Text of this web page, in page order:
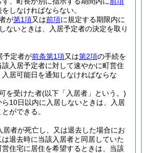
しなければならない。
が第1項又は前項に規定する期限内に
ないときは、入居予定者の決定を取り
予定者が前条第1項又は第2項の手続を
入居予定者に対して速やかに町営住
居可能日を通知しなければならな
を受けた者(以下「入居者」という。)
10日以内に入居しないときは、入居
ができる。
居者が死亡し、又は退去した場合にお
退去時に当該入居者と同居していた
住宅に居住を希望するときは、当該